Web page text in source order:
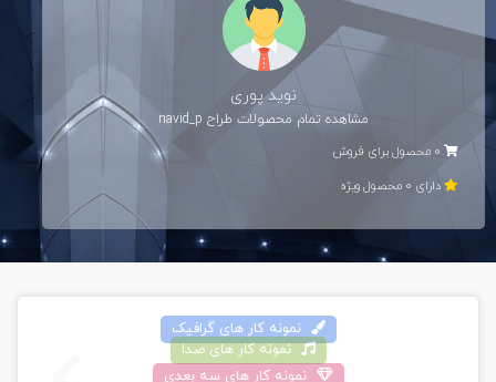
نوید پوری
مشاهده تمام محصولات طراح navid_p
دارای 0 محصول ويژه
نمونه کار های گرافيک
نمونه کار های صدا
نمونه کار های سه بعدی